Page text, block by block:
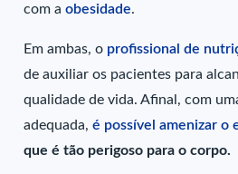
com aobesidade.
Em ambas, o profissional de
de auxiliar os pacientes para
qualidade de vida. Afinal, com
adequada,é possível amenizar o
que é tão perigoso para o corpo.